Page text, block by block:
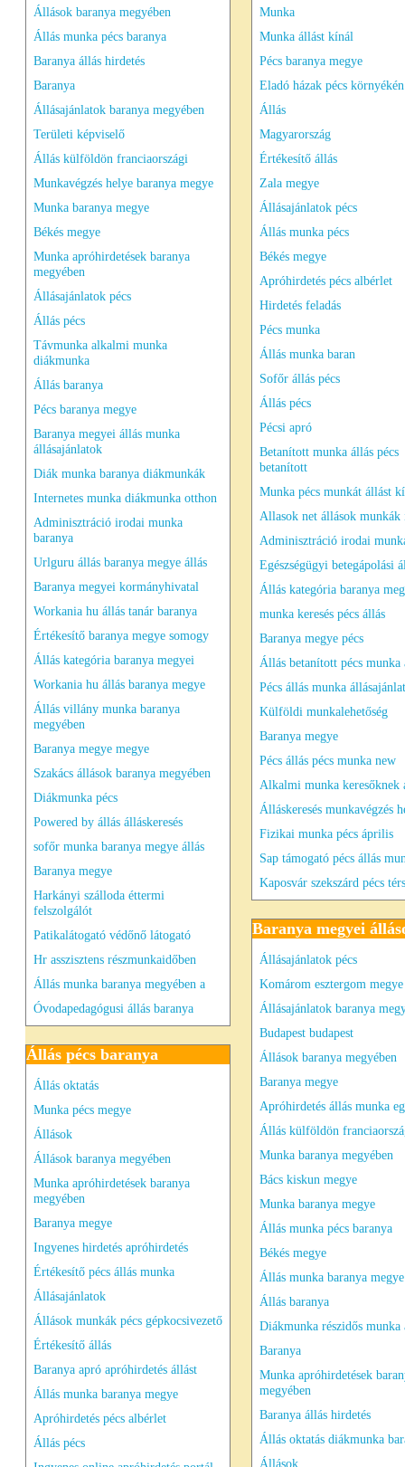
Állások baranya megyében
Állás munka pécs baranya
Baranya állás hirdetés
Baranya
Állásajánlatok baranya megyében
Területi képviselő
Állás külföldön franciaországi
Munkavégzés helye baranya megye
Munka baranya megye
Békés megye
Munka apróhirdetések baranya
megyében
Állásajánlatok pécs
Állás pécs
Távmunka alkalmi munka
diákmunka
Állás baranya
Pécs baranya megye
Baranya megyei állás munka
állásajánlatok
Diák munka baranya diákmunkák
Internetes munka diákmunka otthon
Adminisztráció irodai munka
baranya
Urlguru állás baranya megye állás
Baranya megyei kormányhivatal
Workania hu állás tanár baranya
Értékesítő baranya megye somogy
Állás kategória baranya megyei
Workania hu állás baranya megye
Állás villány munka baranya
megyében
Baranya megye megye
Szakács állások baranya megyében
Diákmunka pécs
Powered by állás álláskeresés
sofőr munka baranya megye állás
Baranya megye
Harkányi szálloda éttermi
felszolgálót
Patikalátogató védőnő látogató
Hr asszisztens részmunkaidőben
Állás munka baranya megyében a
Óvodapedagógusi állás baranya
Állás pécs baranya
Állás oktatás
Munka pécs megye
Állások
Állások baranya megyében
Munka apróhirdetések baranya
megyében
Baranya megye
Ingyenes hirdetés apróhirdetés
Értékesítő pécs állás munka
Állásajánlatok
Állások munkák pécs gépkocsivezető
Értékesítő állás
Baranya apró apróhirdetés állást
Állás munka baranya megye
Apróhirdetés pécs albérlet
Állás pécs
Munka
Munka állást kínál
Pécs baranya megye
Eladó házak pécs környékén
Állás
Magyarország
Értékesítő állás
Zala megye
Állásajánlatok pécs
Állás munka pécs
Békés megye
Apróhirdetés pécs albérlet
Hirdetés feladás
Pécs munka
Állás munka baran
Sofőr állás pécs
Állás pécs
Pécsi apró
Betanított munka állás pécs
betanított
Munka pécs munkát állást
Allasok net állások munkák
Adminisztráció irodai
Egészségügyi betegápolási
Állás kategória baranya
munka keresés pécs állás
Baranya megye pécs
Állás betanított pécs munka
Pécs állás munka
Külföldi munkalehetőség
Baranya megye
Pécs állás pécs munka new
Alkalmi munka keresőknek
Álláskeresés munkavégzés
Fizikai munka pécs április
Sap támogató pécs állás
Kaposvár szekszárd pécs
Baranya megyei
Állásajánlatok pécs
Komárom esztergom megye
Állásajánlatok baranya
Budapest budapest
Állások baranya megyében
Baranya megye
Apróhirdetés állás munka
Állás külföldön
Munka baranya megyében
Bács kiskun megye
Munka baranya megye
Állás munka pécs baranya
Békés megye
Állás munka baranya megye
Állás baranya
Diákmunka részidős munka
Baranya
Munka apróhirdetések
megyében
Baranya állás hirdetés
Állás oktatás diákmunka
Állások